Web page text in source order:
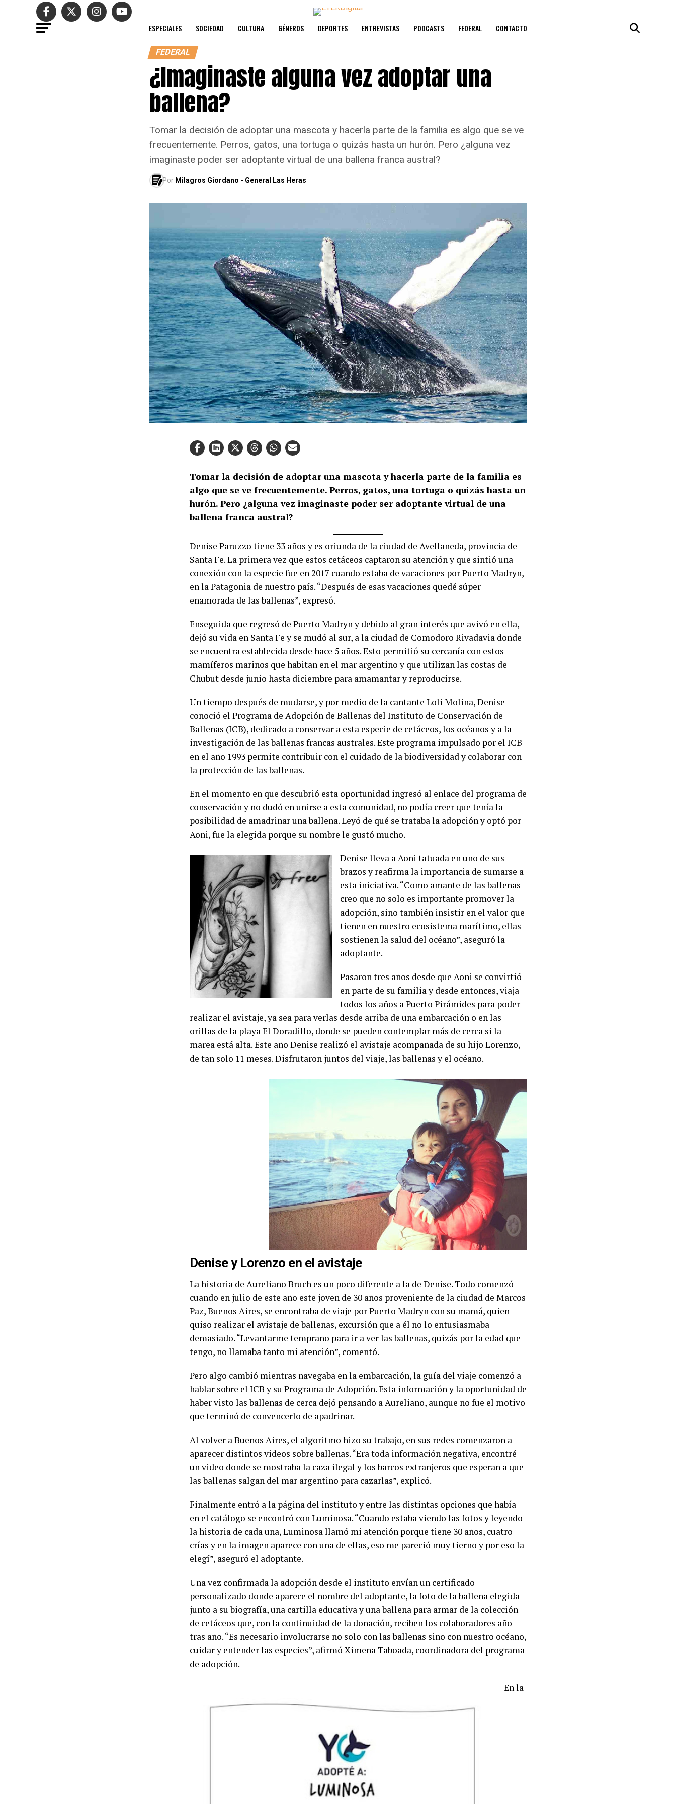
ESPECIALES SOCIEDAD CULTURA GÉNEROS DEPORTES ENTREVISTAS PODCASTS FEDERAL CONTACTO
FEDERAL
¿Imaginaste alguna vez adoptar una
ballena?
Tomar la decisión de adoptar una mascota y hacerla parte de la familia es algo que se ve
frecuentemente. Perros, gatos, una tortuga o quizás hasta un hurón. Pero ¿alguna vez
imaginaste poder ser adoptante virtual de una ballena franca austral?
Por Milagros Giordano - General Las Heras
Tomar la decisión de adoptar una mascota y hacerla parte de la familia es
algo que se ve frecuentemente. Perros, gatos, una tortuga o quizás hasta un
hurón. Pero ¿alguna vez imaginaste poder ser adoptante virtual de una
ballena franca austral?
Denise Paruzzo tiene 33 años y es oriunda de la ciudad de Avellaneda, provincia de
Santa Fe. La primera vez que estos cetáceos captaron su atención y que sintió una
conexión con la especie fue en 2017 cuando estaba de vacaciones por Puerto Madryn,
en la Patagonia de nuestro país. “Después de esas vacaciones quedé súper
enamorada de las ballenas”, expresó.
Enseguida que regresó de Puerto Madryn y debido al gran interés que avivó en ella,
dejó su vida en Santa Fe y se mudó al sur, a la ciudad de Comodoro Rivadavia donde
se encuentra establecida desde hace 5 años. Esto permitió su cercanía con estos
mamíferos marinos que habitan en el mar argentino y que utilizan las costas de
Chubut desde junio hasta diciembre para amamantar y reproducirse.
Un tiempo después de mudarse, y por medio de la cantante Loli Molina, Denise
conoció el Programa de Adopción de Ballenas del Instituto de Conservación de
Ballenas (ICB), dedicado a conservar a esta especie de cetáceos, los océanos y a la
investigación de las ballenas francas australes. Este programa impulsado por el ICB
en el año 1993 permite contribuir con el cuidado de la biodiversidad y colaborar con
la protección de las ballenas.
En el momento en que descubrió esta oportunidad ingresó al enlace del programa de
conservación y no dudó en unirse a esta comunidad, no podía creer que tenía la
posibilidad de amadrinar una ballena. Leyó de qué se trataba la adopción y optó por
Aoni, fue la elegida porque su nombre le gustó mucho.
Denise lleva a Aoni tatuada en uno de sus
brazos y reafirma la importancia de sumarse a
esta iniciativa. “Como amante de las ballenas
creo que no solo es importante promover la
adopción, sino también insistir en el valor que
tienen en nuestro ecosistema marítimo, ellas
sostienen la salud del océano”, aseguró la
adoptante.
Pasaron tres años desde que Aoni se convirtió
en parte de su familia y desde entonces, viaja
todos los años a Puerto Pirámides para poder
realizar el avistaje, ya sea para verlas desde arriba de una embarcación o en las
orillas de la playa El Doradillo, donde se pueden contemplar más de cerca si la
marea está alta. Este año Denise realizó el avistaje acompañada de su hijo Lorenzo,
de tan solo 11 meses. Disfrutaron juntos del viaje, las ballenas y el océano.
Denise y Lorenzo en el avistaje
La historia de Aureliano Bruch es un poco diferente a la de Denise. Todo comenzó
cuando en julio de este año este joven de 30 años proveniente de la ciudad de Marcos
Paz, Buenos Aires, se encontraba de viaje por Puerto Madryn con su mamá, quien
quiso realizar el avistaje de ballenas, excursión que a él no lo entusiasmaba
demasiado. “Levantarme temprano para ir a ver las ballenas, quizás por la edad que
tengo, no llamaba tanto mi atención”, comentó.
Pero algo cambió mientras navegaba en la embarcación, la guía del viaje comenzó a
hablar sobre el ICB y su Programa de Adopción. Esta información y la oportunidad de
haber visto las ballenas de cerca dejó pensando a Aureliano, aunque no fue el motivo
que terminó de convencerlo de apadrinar.
Al volver a Buenos Aires, el algoritmo hizo su trabajo, en sus redes comenzaron a
aparecer distintos videos sobre ballenas. “Era toda información negativa, encontré
un video donde se mostraba la caza ilegal y los barcos extranjeros que esperan a que
las ballenas salgan del mar argentino para cazarlas”, explicó.
Finalmente entró a la página del instituto y entre las distintas opciones que había
en el catálogo se encontró con Luminosa. “Cuando estaba viendo las fotos y leyendo
la historia de cada una, Luminosa llamó mi atención porque tiene 30 años, cuatro
crías y en la imagen aparece con una de ellas, eso me pareció muy tierno y por eso la
elegí”, aseguró el adoptante.
Una vez confirmada la adopción desde el instituto envían un certificado
personalizado donde aparece el nombre del adoptante, la foto de la ballena elegida
junto a su biografía, una cartilla educativa y una ballena para armar de la colección
de cetáceos que, con la continuidad de la donación, reciben los colaboradores año
tras año. “Es necesario involucrarse no solo con las ballenas sino con nuestro océano,
cuidar y entender las especies”, afirmó Ximena Taboada, coordinadora del programa
de adopción.
En la